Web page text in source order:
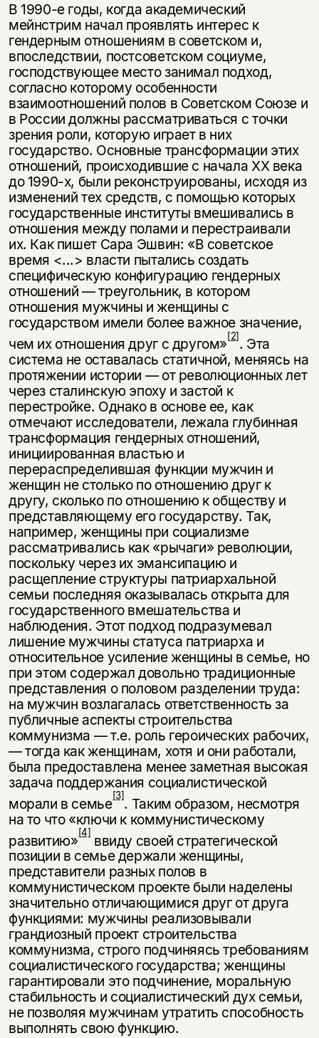
В 1990-е годы, когда академический
мейнстрим начал проявлять интерес к
гендерным отношениям в советском и,
впоследствии, постсоветском социу­ме,
господствующее место занимал подход,
согласно которому особенности
взаимоотношений полов в Советском Союзе и
в России должны рассматри­ваться с точки
зрения роли, которую играет в них
государство. Основные трансформации этих
отношений, происходившие с начала ХХ века
до 1990-х, были реконструированы, исходя из
изменений тех средств, с помощью кото­рых
государственные институты вмешивались в
отношения между полами и перестраивали
их. Как пишет Сара Эшвин: «В советское
время <...> власти пытались создать
специфическую конфигурацию гендерных
отношений — треугольник, в котором
отношения мужчины и женщины с
государством имели более важное значение,
чем их отношения друг с другом»[2]. Эта
система не оставалась статичной, меняясь на
протяжении истории — от революцион­ных лет
через сталинскую эпоху и застой к
перестройке. Однако в основе ее, как
отмечают исследователи, лежала глубинная
трансформация гендерных отношений,
инициированная властью и
перераспределившая функции муж­чин и
женщин не столько по отношению друг к
другу, сколько по отношению к обществу и
представляющему его государству. Так,
например, женщины при социализме
рассматривались как «рычаги» революции,
поскольку через их эмансипацию и
расщепление структуры патриархальной
семьи последняя оказывалась открыта для
государственного вмешательства и
наблюдения. Этот подход подразумевал
лишение мужчины статуса патриарха и
относи­тельное усиление женщины в семье, но
при этом содержал довольно тради­ционные
представления о половом разделении труда:
на мужчин возлагалась ответственность за
публичные аспекты строительства
коммунизма — т.е. роль героических рабочих,
— тогда как женщинам, хотя и они работали,
была пре­доставлена менее заметная высокая
задача поддержания социалистической
морали в семье[3]. Таким образом, несмотря
на то что «ключи к коммунистиче­скому
развитию»[4]ввиду своей стратегической
позиции в семье держали жен­щины,
представители разных полов в
коммунистическом проекте были наде­лены
значительно отличающимися друг от друга
функциями: мужчины реализовывали
грандиозный проект строительства
коммунизма, строго под­чиняясь требованиям
социалистического государства; женщины
гарантиро­вали это подчинение, моральную
стабильность и социалистический дух семьи,
не позволяя мужчинам утратить способность
выполнять свою функцию.